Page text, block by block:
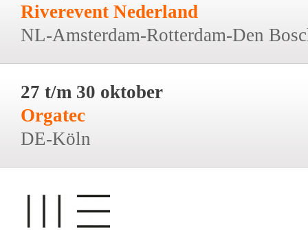
Riverevent Nederland
NL-Amsterdam-Rotterdam-Den
27 t/m 30 oktober
Orgatec
DE-Köln